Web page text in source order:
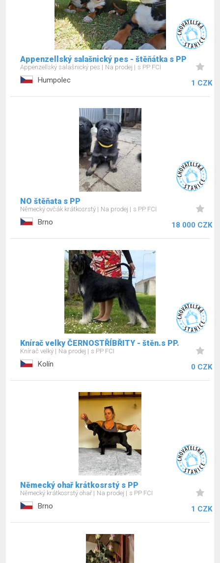
Appenzellský salašnický pes - štěňátka s PP
Appenzellský salašnický pes Na prodej s PP FCI
Humpolec 1 CZK
NO štěňata s PP
Německý ovčák krátkosrstý Na prodej s PP FCI
Brno 18 000 CZK
Knírač velky ČERNOSTŘÍBŘITY - štěn.s PP.
Knírač velký Na prodej s PP FCI
Kolín 0 CZK
Německý ohař krátkosrstý s PP
Německý krátkosrstý ohař Na prodej s PP FCI
Brno 1 CZK